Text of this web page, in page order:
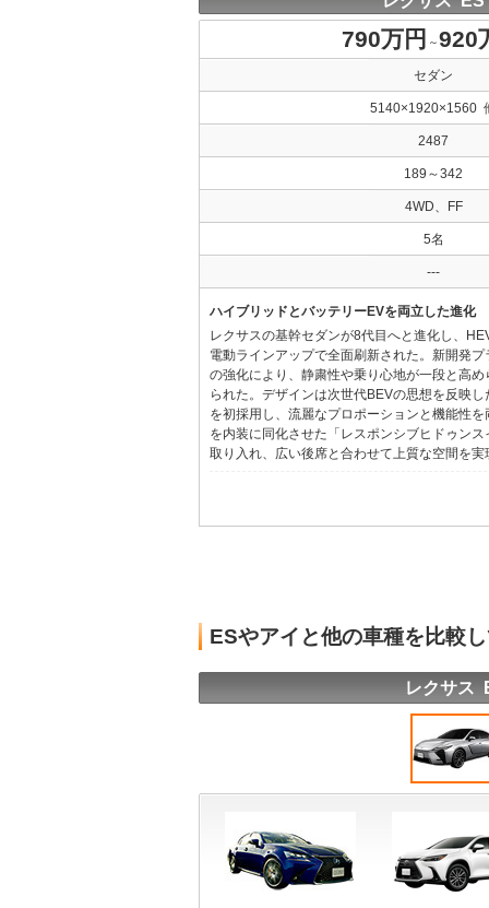
790万円 ～920
セダン
5140×1920×1560
2487
189～342
4WD、FF
5名
---
ハイブリッドとバッテリーEVを両立した進化
レクサスの基幹セダンが8代目へと進化し、
電動ラインアップで全面刷新された。新開発
の強化により、静粛性や乗り心地が一段と高
られた。デザインは次世代BEVの思想を反映
を初採用し、流麗なプロポーションと機能性
を内装に同化させた「レスポンシブヒドゥン
取り入れ、広い後席と合わせて上質な空間を
ESやアイと他の車種を比較
レクサス